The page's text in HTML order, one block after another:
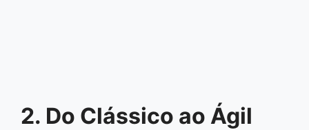
2. Do Clássico ao Ágil